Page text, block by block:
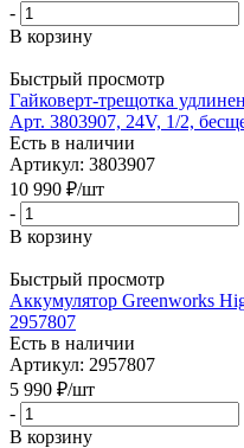
-
В корзину
Быстрый просмотр
Гайковерт-трещотка
Арт. 3803907, 24V, 1/2,
Есть в наличии
Артикул: 3803907
10 990 ₽/шт
-
В корзину
Быстрый просмотр
Аккумулятор Greenworks
2957807
Есть в наличии
Артикул: 2957807
5 990 ₽/шт
-
В корзину